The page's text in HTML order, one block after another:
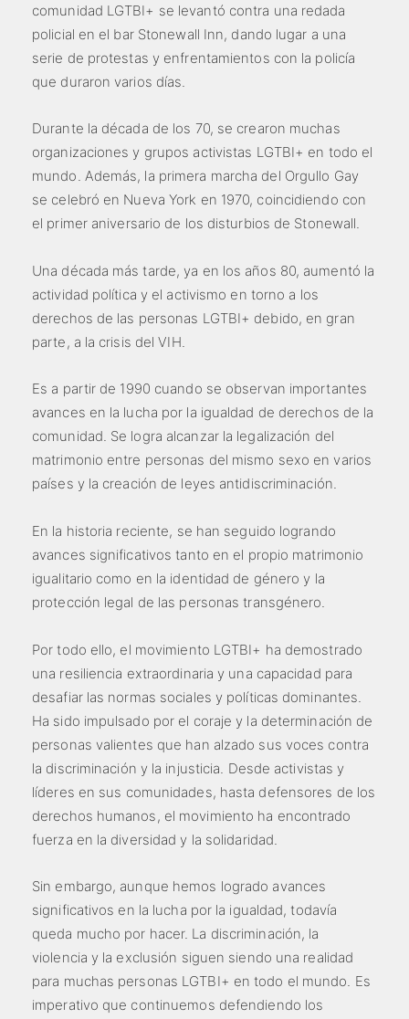
comunidad LGTBI+ se levantó contra una redada
policial en el bar Stonewall Inn, dando lugar a una
serie de protestas y enfrentamientos con la policía
que duraron varios días.
Durante la década de los 70, se crearon muchas
organizaciones y grupos activistas LGTBI+ en todo el
mundo. Además, la primera marcha del Orgullo Gay
se celebró en Nueva York en 1970, coincidiendo con
el primer aniversario de los disturbios de Stonewall.
Una década más tarde, ya en los años 80, aumentó la
actividad política y el activismo en torno a los
derechos de las personas LGTBI+ debido, en gran
parte, a la crisis del VIH.
Es a partir de 1990 cuando se observan importantes
avances en la lucha por la igualdad de derechos de la
comunidad. Se logra alcanzar la legalización del
matrimonio entre personas del mismo sexo en varios
países y la creación de leyes antidiscriminación.
En la historia reciente, se han seguido logrando
avances significativos tanto en el propio matrimonio
igualitario como en la identidad de género y la
protección legal de las personas transgénero.
Por todo ello, el movimiento LGTBI+ ha demostrado
una resiliencia extraordinaria y una capacidad para
desafiar las normas sociales y políticas dominantes.
Ha sido impulsado por el coraje y la determinación de
personas valientes que han alzado sus voces contra
la discriminación y la injusticia. Desde activistas y
líderes en sus comunidades, hasta defensores de los
derechos humanos, el movimiento ha encontrado
fuerza en la diversidad y la solidaridad.
Sin embargo, aunque hemos logrado avances
significativos en la lucha por la igualdad, todavía
queda mucho por hacer. La discriminación, la
violencia y la exclusión siguen siendo una realidad
para muchas personas LGTBI+ en todo el mundo. Es
imperativo que continuemos defendiendo los